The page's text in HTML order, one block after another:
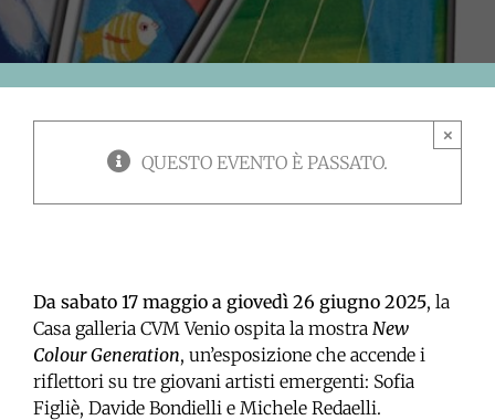
QUESTO EVENTO È PASSATO.
×
Da sabato 17 maggio a giovedì 26 giugno 2025, la
Casa galleria CVM Venio ospita la mostra New
Colour Generation, un’esposizione che accende i
riflettori su tre giovani artisti emergenti: Sofia
Figliè, Davide Bondielli e Michele Redaelli.